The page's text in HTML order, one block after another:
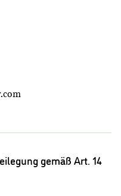
gemäß Art. 14